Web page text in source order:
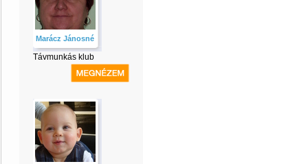
Marácz Jánosné
Távmunkás klub